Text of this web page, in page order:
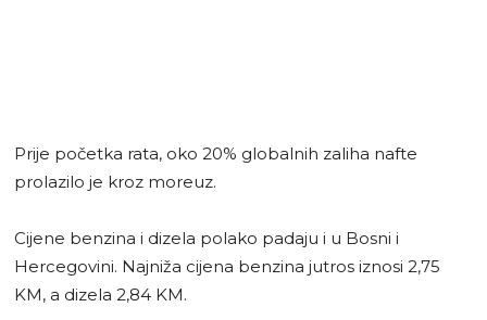
Prije početka rata, oko 20% globalnih zaliha nafte
prolazilo je kroz moreuz.
Cijene benzina i dizela polako padaju i u Bosni i
Hercegovini. Najniža cijena benzina jutros iznosi 2,75
KM, a dizela 2,84 KM.